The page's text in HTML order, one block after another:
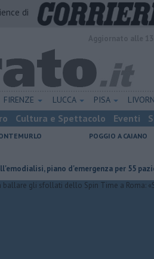
di
FIRENZE LUCCA PISA
Cultura e Spettacolo Eventi
POGGIO A CAIANO
piano d'emergenza per 55 pazienti